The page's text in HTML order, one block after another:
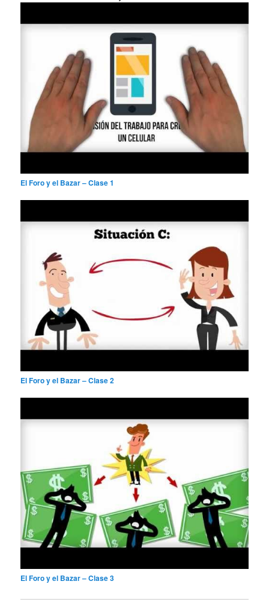
r
El Foro y el Bazar – Clase 1
El Foro y el Bazar – Clase 2
El Foro y el Bazar – Clase 3